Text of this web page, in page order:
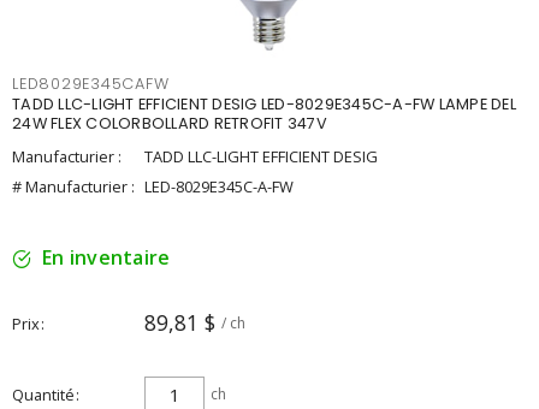
LED8029E345CAFW
TADD LLC-LIGHT EFFICIENT DESIG LED-8029E345C-A-FW LAMPE DEL
24W FLEX COLORBOLLARD RETROFIT 347V
Manufacturier :
TADD LLC-LIGHT EFFICIENT DESIG
# Manufacturier : LED-8029E345C-A-FW
En inventaire
Prix 89,81 $ / ch
Quantité ch